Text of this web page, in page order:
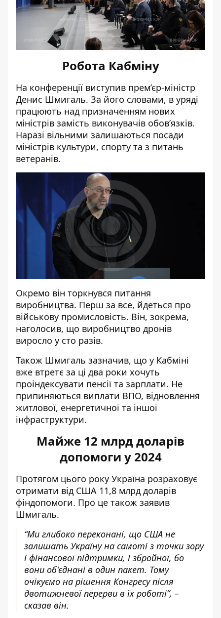
Робота Кабміну
На конференції виступив прем’єр-міністр
Денис Шмигаль. За його словами, в уряді
працюють над призначенням нових
міністрів замість виконувачів обов’язків.
Наразі вільними залишаються посади
міністрів культури, спорту та з питань
ветеранів.
Окремо він торкнувся питання
виробництва. Перш за все, йдеться про
військову промисловість. Він, зокрема,
наголосив, що виробництво дронів
виросло у сто разів.
Також Шмигаль зазначив, що у Кабміні
вже втретє за ці два роки хочуть
проіндексувати пенсії та зарплати. Не
припиняються виплати ВПО, відновлення
житлової, енергетичної та іншої
інфраструктури.
Майже 12 млрд доларів
допомоги у 2024
Протягом цього року Україна розраховує
отримати від США 11,8 млрд доларів
фіндопомоги. Про це також заявив
Шмигаль.
“Ми глибоко переконані, що США не
залишать Україну на самоті з точки зору
і фінансової підтримки, і збройної, бо
вони об'єднані в один пакет. Тому
очікуємо на рішення Конгресу після
двотижневої перерви в їх роботі”, –
сказав він.